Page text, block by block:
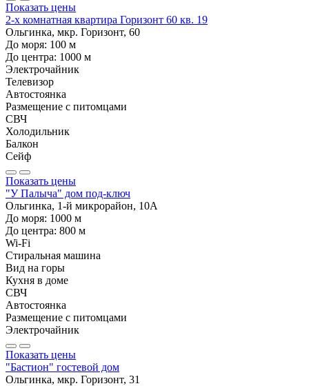
Показать цены
2-х комнатная квартира Горизонт 60 кв. 19
Ольгинка, мкр. Горизонт, 60
До моря: 100 м
До центра: 1000 м
Электрочайник
Телевизор
Автостоянка
Размещение с питомцами
СВЧ
Холодильник
Балкон
Сейф
Показать цены
"У Палыча" дом под-ключ
Ольгинка, 1-й микрорайон, 10А
До моря: 1000 м
До центра: 800 м
Wi-Fi
Стиральная машина
Вид на горы
Кухня в доме
СВЧ
Автостоянка
Размещение с питомцами
Электрочайник
Показать цены
"Бастион" гостевой дом
Ольгинка, мкр. Горизонт, 31